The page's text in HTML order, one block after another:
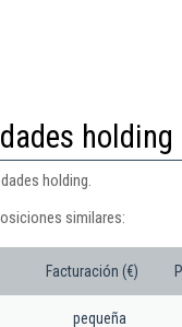
holding
holding.
similares:
Facturación (€)
pequeña